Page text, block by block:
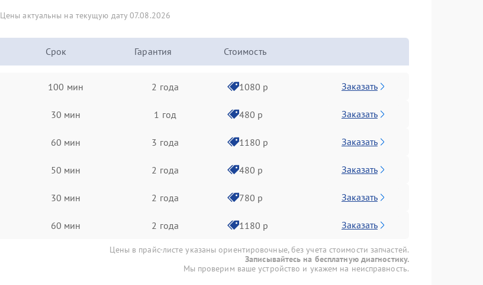
Цены актуальны на текущую дату 07.08.2026
Срок Гарантия Стоимость
100 мин 2 года 1080 р Заказать
30 мин 1 год 480 р Заказать
60 мин 3 года 1180 р Заказать
50 мин 2 года 480 р Заказать
30 мин 2 года 780 р Заказать
60 мин 2 года 1180 р Заказать
Цены в прайс-листе указаны ориентировочные, без учета стоимости запчастей.
Записывайтесь на бесплатную диагностику.
Мы проверим ваше устройство и укажем на неисправность.